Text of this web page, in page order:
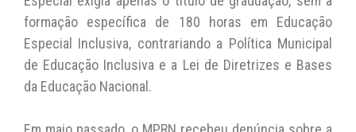
formação específica de 180 horas em Educação
Especial Inclusiva, contrariando a Política Municipal
de Educação Inclusiva e a Lei de Diretrizes e Bases
da Educação Nacional.